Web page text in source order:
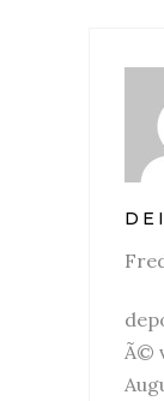
Ã©